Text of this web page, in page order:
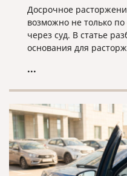
Досрочное
возможно не только
через суд. В статье
основания для
нужно проверять
...